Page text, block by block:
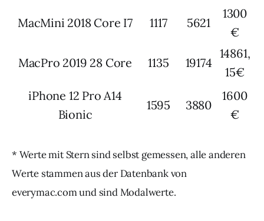
MacMini 2018 Core I7 1117 5621
1300
€
MacPro 2019 28 Core 1135 19174
14861,
15€
iPhone 12 Pro A14
Bionic
1595 3880
1600
€
* Werte mit Stern sind selbst gemessen, alle anderen
Werte stammen aus der Datenbank von
everymac.com und sind Modalwerte.